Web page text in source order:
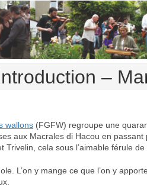
–
wallons (FGFW) regroupe une
aux Macrales di Hacou en passant
Trivelin, cela sous l’aimable férule
L’on y mange ce que l’on y